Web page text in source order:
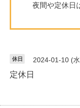
夜間や定休日
休日 2024-01-10 (
定休日